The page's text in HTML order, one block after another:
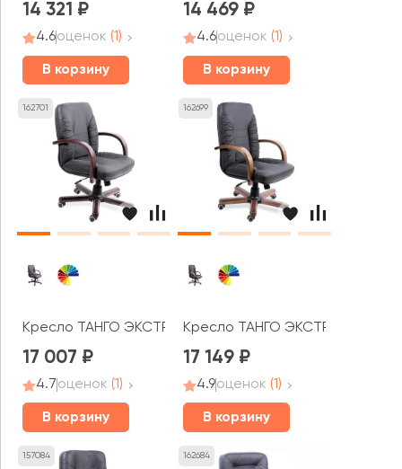
14 321
4.6оценок (1)
В корзину
14 469
4.6оценок (1)
В корзину
162701
Кресло ТАНГО ЭКСТРА КОРОТКИЙ
17 007
4.7оценок (1)
В корзину
162699
Кресло ТАНГО ЭКСТРА
17 149
4.9оценок (1)
В корзину
157084 162684